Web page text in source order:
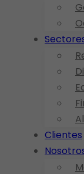
Clientes